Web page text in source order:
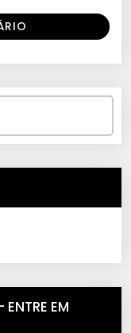
ENTRE EM